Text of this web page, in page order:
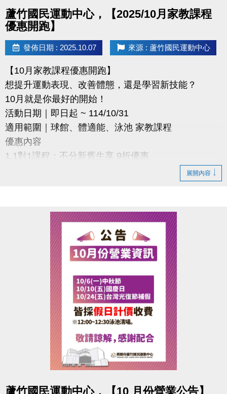
蘆竹國民運動中心，【2025/10月家教課程
優惠開跑】
發佈日期 : 2025.10.07 來源 : 蘆竹國民運動中心
【10月家教課程優惠開跑】
想提升運動表現、改善體態，還是學習新技能？
10月就是你最好的開始！
活動日期｜即日起 ~ 114/10/31
適用範圍｜球館、體適能、泳池 家教課程
優惠內容
1.1對1課程：不分新舊生享 9折優惠
2.20堂課程：報名即享 85折優惠(一對一課程不包含在
數量有限，送完為止)
展開內容
蘆竹國民運動中心，【10 月份營業公告】